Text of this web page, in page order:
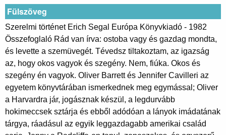
Fülszöveg
Szerelmi történet Erich Segal Európa Könyvkiadó - 1982
Összefoglaló Rád van írva: ostoba vagy és gazdag mondta,
és levette a szemüvegét. Tévedsz tiltakoztam, az igazság
az, hogy okos vagyok és szegény. Nem, fiúka. Okos és
szegény én vagyok. Oliver Barrett és Jennifer Cavilleri az
egyetem könyvtárában ismerkednek meg egymással; Oliver
a Harvardra jár, jogásznak készül, a legdurvább
hokimeccsek sztárja és ebből adódóan a lányok imádatának
tárgya, ráadásul az egyik leggazdagabb amerikai család